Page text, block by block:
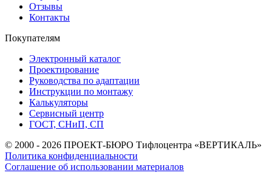
Отзывы
Контакты
Покупателям
Электронный каталог
Проектирование
Руководства по адаптации
Инструкции по монтажу
Калькуляторы
Сервисный центр
ГОСТ, СНиП, СП
© 2000 - 2026 ПРОЕКТ-БЮРО Тифлоцентра «ВЕРТИКАЛЬ»
Политика конфиденциальности
Соглашение об использовании материалов